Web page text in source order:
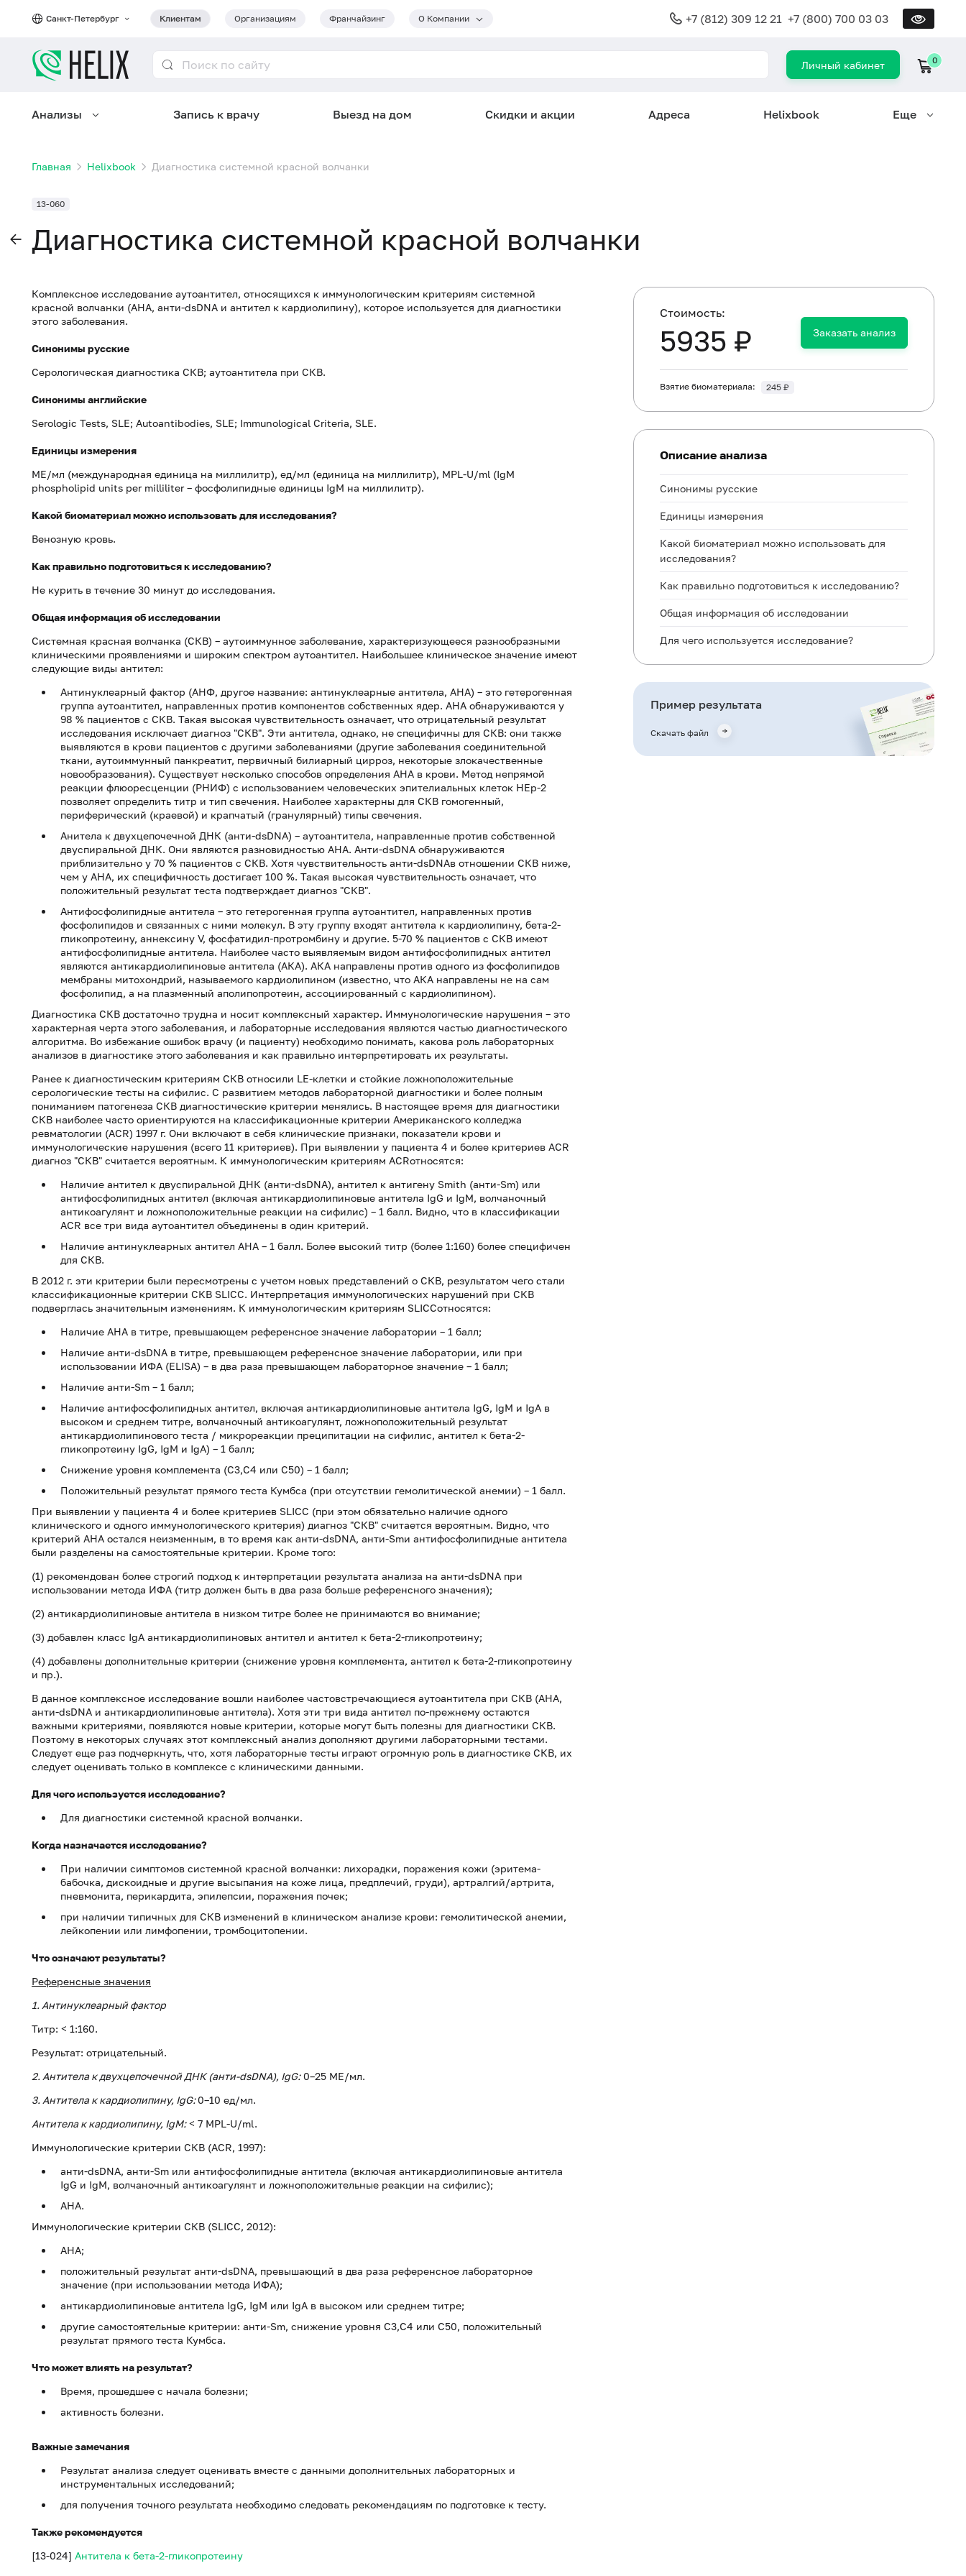
Санкт-Петербург Клиентам Организациям Франчайзинг О Компании +7 (812) 309 12 21 +7 (800) 700 03 03
Личный кабинет 0
Анализы Запись к врачу Выезд на дом Скидки и акции Адреса Helixbook Еще
Главная Helixbook Диагностика системной красной волчанки
13-060
Диагностика системной красной волчанки
Комплексное исследование аутоантител, относящихся к иммунологическим критериям системной
красной волчанки (АНА, анти-dsDNA и антител к кардиолипину), которое используется для диагностики
этого заболевания.
Синонимы русские
Серологическая диагностика СКВ; аутоантитела при СКВ.
Синонимы английские
Serologic Tests, SLE; Autoantibodies, SLE; Immunological Criteria, SLE.
Единицы измерения
МЕ/мл (международная единица на миллилитр), ед/мл (единица на миллилитр), MPL-U/ml (IgM
phospholipid units per milliliter – фосфолипидные единицы IgM на миллилитр).
Какой биоматериал можно использовать для исследования?
Венозную кровь.
Как правильно подготовиться к исследованию?
Не курить в течение 30 минут до исследования.
Общая информация об исследовании
Системная красная волчанка (СКВ) – аутоиммунное заболевание, характеризующееся разнообразными
клиническими проявлениями и широким спектром аутоантител. Наибольшее клиническое значение имеют
следующие виды антител:
Антинуклеарный фактор (АНФ, другое название: антинуклеарные антитела, АНА) – это гетерогенная
группа аутоантител, направленных против компонентов собственных ядер. АНА обнаруживаются у
98 % пациентов с СКВ. Такая высокая чувствительность означает, что отрицательный результат
исследования исключает диагноз "СКВ". Эти антитела, однако, не специфичны для СКВ: они также
выявляются в крови пациентов с другими заболеваниями (другие заболевания соединительной
ткани, аутоиммунный панкреатит, первичный билиарный цирроз, некоторые злокачественные
новообразования). Существует несколько способов определения АНА в крови. Метод непрямой
реакции флюоресценции (РНИФ) с использованием человеческих эпителиальных клеток HEp-2
позволяет определить титр и тип свечения. Наиболее характерны для СКВ гомогенный,
периферический (краевой) и крапчатый (гранулярный) типы свечения.
Анитела к двухцепочечной ДНК (анти-dsDNA) – аутоантитела, направленные против собственной
двуспиральной ДНК. Они являются разновидностью АНА. Анти-dsDNA обнаруживаются
приблизительно у 70 % пациентов с СКВ. Хотя чувствительность анти-dsDNAв отношении СКВ ниже,
чем у АНА, их специфичность достигает 100 %. Такая высокая чувствительность означает, что
положительный результат теста подтверждает диагноз "СКВ".
Антифосфолипидные антитела – это гетерогенная группа аутоантител, направленных против
фосфолипидов и связанных с ними молекул. В эту группу входят антитела к кардиолипину, бета-2-
гликопротеину, аннексину V, фосфатидил-протромбину и другие. 5-70 % пациентов с СКВ имеют
антифосфолипидные антитела. Наиболее часто выявляемым видом антифосфолипидных антител
являются антикардиолипиновые антитела (АКА). АКА направлены против одного из фосфолипидов
мембраны митохондрий, называемого кардиолипином (известно, что АКА направлены не на сам
фосфолипид, а на плазменный аполипопротеин, ассоциированный с кардиолипином).
Диагностика СКВ достаточно трудна и носит комплексный характер. Иммунологические нарушения – это
характерная черта этого заболевания, и лабораторные исследования являются частью диагностического
алгоритма. Во избежание ошибок врачу (и пациенту) необходимо понимать, какова роль лабораторных
анализов в диагностике этого заболевания и как правильно интерпретировать их результаты.
Ранее к диагностическим критериям СКВ относили LE-клетки и стойкие ложноположительные
серологические тесты на сифилис. С развитием методов лабораторной диагностики и более полным
пониманием патогенеза СКВ диагностические критерии менялись. В настоящее время для диагностики
СКВ наиболее часто ориентируются на классификационные критерии Американского колледжа
ревматологии (ACR) 1997 г. Они включают в себя клинические признаки, показатели крови и
иммунологические нарушения (всего 11 критериев). При выявлении у пациента 4 и более критериев ACR
диагноз "СКВ" считается вероятным. К иммунологическим критериям ACRотносятся:
Наличие антител к двуспиральной ДНК (анти-dsDNA), антител к антигену Smith (анти-Sm) или
антифосфолипидных антител (включая антикардиолипиновые антитела IgG и IgM, волчаночный
антикоагулянт и ложноположительные реакции на сифилис) – 1 балл. Видно, что в классификации
ACR все три вида аутоантител объединены в один критерий.
Наличие антинуклеарных антител АНА – 1 балл. Более высокий титр (более 1:160) более специфичен
для СКВ.
В 2012 г. эти критерии были пересмотрены с учетом новых представлений о СКВ, результатом чего стали
классификационные критерии СКВ SLICC. Интерпретация иммунологических нарушений при СКВ
подверглась значительным изменениям. К иммунологическим критериям SLICCотносятся:
Наличие АНА в титре, превышающем референсное значение лаборатории – 1 балл;
Наличие анти-dsDNA в титре, превышающем референсное значение лаборатории, или при
использовании ИФА (ELISA) – в два раза превышающем лабораторное значение – 1 балл;
Наличие анти-Sm – 1 балл;
Наличие антифосфолипидных антител, включая антикардиолипиновые антитела IgG, IgM и IgA в
высоком и среднем титре, волчаночный антикоагулянт, ложноположительный результат
антикардиолипинового теста / микрореакции преципитации на сифилис, антител к бета-2-
гликопротеину IgG, IgM и IgA) – 1 балл;
Снижение уровня комплемента (C3,C4 или C50) – 1 балл;
Положительный результат прямого теста Кумбса (при отсутствии гемолитической анемии) – 1 балл.
При выявлении у пациента 4 и более критериев SLICC (при этом обязательно наличие одного
клинического и одного иммунологического критерия) диагноз "СКВ" считается вероятным. Видно, что
критерий АНА остался неизменным, в то время как анти-dsDNA, анти-Smи антифосфолипидные антитела
были разделены на самостоятельные критерии. Кроме того:
(1) рекомендован более строгий подход к интерпретации результата анализа на анти-dsDNA при
использовании метода ИФА (титр должен быть в два раза больше референсного значения);
(2) антикардиолипиновые антитела в низком титре более не принимаются во внимание;
(3) добавлен класс IgA антикардиолипиновых антител и антител к бета-2-гликопротеину;
(4) добавлены дополнительные критерии (снижение уровня комплемента, антител к бета-2-гликопротеину
и пр.).
В данное комплексное исследование вошли наиболее частовстречающиеся аутоантитела при СКВ (АНА,
анти-dsDNA и антикардиолипиновые антитела). Хотя эти три вида антител по-прежнему остаются
важными критериями, появляются новые критерии, которые могут быть полезны для диагностики СКВ.
Поэтому в некоторых случаях этот комплексный анализ дополняют другими лабораторными тестами.
Следует еще раз подчеркнуть, что, хотя лабораторные тесты играют огромную роль в диагностике СКВ, их
следует оценивать только в комплексе с клиническими данными.
Для чего используется исследование?
Для диагностики системной красной волчанки.
Когда назначается исследование?
При наличии симптомов системной красной волчанки: лихорадки, поражения кожи (эритема-
бабочка, дискоидные и другие высыпания на коже лица, предплечий, груди), артралгий/артрита,
пневмонита, перикардита, эпилепсии, поражения почек;
при наличии типичных для СКВ изменений в клиническом анализе крови: гемолитической анемии,
лейкопении или лимфопении, тромбоцитопении.
Что означают результаты?
Референсные значения
1. Антинуклеарный фактор
Титр: < 1:160.
Результат: отрицательный.
2. Антитела к двухцепочечной ДНК (анти-dsDNA), IgG:0–25 МЕ/мл.
3. Антитела к кардиолипину, IgG:0–10 ед/мл.
Антитела к кардиолипину, IgM:< 7 MPL-U/ml.
Иммунологические критерии СКВ (ACR, 1997):
анти-dsDNA, анти-Sm или антифосфолипидные антитела (включая антикардиолипиновые антитела
IgG и IgM, волчаночный антикоагулянт и ложноположительные реакции на сифилис);
АНА.
Иммунологические критерии СКВ (SLICC, 2012):
АНА;
положительный результат анти-dsDNA, превышающий в два раза референсное лабораторное
значение (при использовании метода ИФА);
антикардиолипиновые антитела IgG, IgM или IgA в высоком или среднем титре;
другие самостоятельные критерии: анти-Sm, снижение уровня C3,C4 или C50, положительный
результат прямого теста Кумбса.
Что может влиять на результат?
Время, прошедшее с начала болезни;
активность болезни.
Важные замечания
Результат анализа следует оценивать вместе с данными дополнительных лабораторных и
инструментальных исследований;
для получения точного результата необходимо следовать рекомендациям по подготовке к тесту.
Также рекомендуется
[13-024] Антитела к бета-2-гликопротеину
Cтоимость:
5935 ₽ Заказать анализ
Взятие биоматериала: 245 ₽
Описание анализа
Синонимы русские
Единицы измерения
Какой биоматериал можно использовать для
исследования?
Как правильно подготовиться к исследованию?
Общая информация об исследовании
Для чего используется исследование?
Когда назначается исследование?
Пример результата
Скачать файл